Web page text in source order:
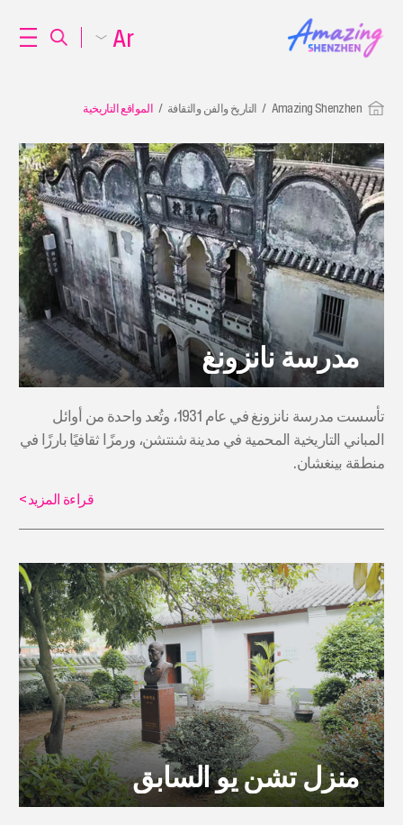
Amazing Shenzhen التاريخ والفن والثقافة المواقع التاريخية
مدرسة نانزونغ
تأسست مدرسة نانزونغ في عام 1931، وتُعد واحدة من أوائل
المباني التاريخية المحمية في مدينة شنتشن، ورمزًا ثقافيًا بارزًا في
منطقة بينغشان.
قراءة المزيد>
منزل تشن يو السابق
Ar